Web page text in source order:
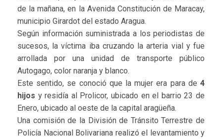
de la mañana, en la Avenida Constitución de Maracay,
municipio Girardot del estado Aragua.
Según información suministrada a los periodistas de
sucesos, la víctima iba cruzando la arteria vial y fue
arrollada por una unidad de transporte público
Autogago, color naranja y blanco.
Este sentido, se conoció que la mujer era para de 4
hijos y residía al Prolicor, ubicado en el barrio 23 de
Enero, ubicado al oeste de la capital aragüeña.
Una comisión de la División de Tránsito Terrestre de
Policía Nacional Bolivariana realizó el levantamiento y